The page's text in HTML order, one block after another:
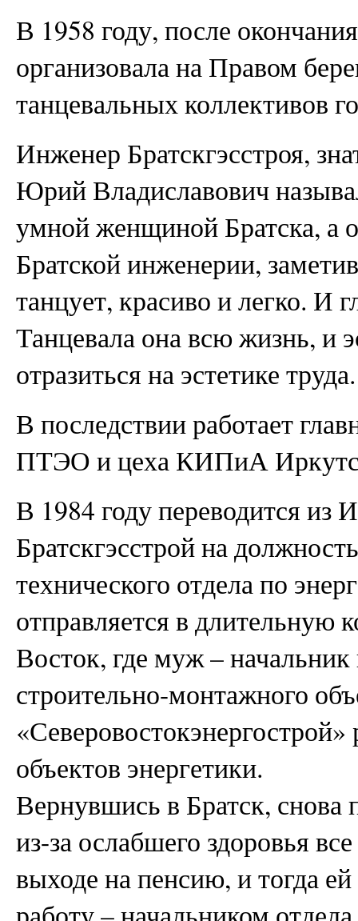
В 1958 году, после
организовала на Правом
танцевальных коллективов
Инженер Братскгэсстроя,
Юрий Владиславович
умной женщиной Братска, а
Братской инженерии,
танцует, красиво и легко. И
Танцевала она всю жизнь, и
отразиться на эстетике труда.
В последствии работает
ПТЭО и цеха КИПиА
В 1984 году переводится из
Братскгэсстрой на
технического отдела по
отправляется в длительную
Восток, где муж – начальник
строительно-монтажного
«Северовостокэнергострой»
объектов энергетики.
Вернувшись в Братск,
из-за ослабшего здоровья
выходе на пенсию, и тогда